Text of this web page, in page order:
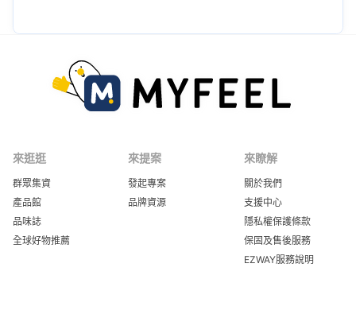
來逛逛
群眾集資
產品館
品味誌
全球好物推薦
來提案
發起專案
品牌資源
來瞭解
關於我們
支援中心
隱私權保護條款
保固及售後服務
EZWAY服務說明